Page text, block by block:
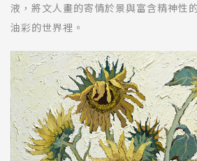
液，將文人畫的寄情於景與富含精神性
油彩的世界裡。